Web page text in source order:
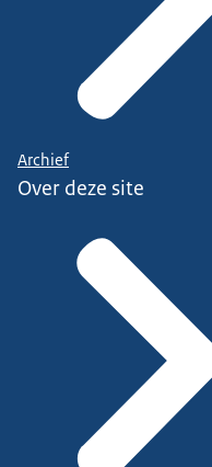
Archief
Over deze site